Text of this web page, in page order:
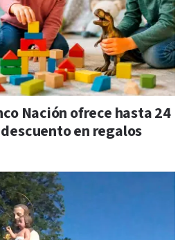
Nación ofrece hasta 24
en regalos